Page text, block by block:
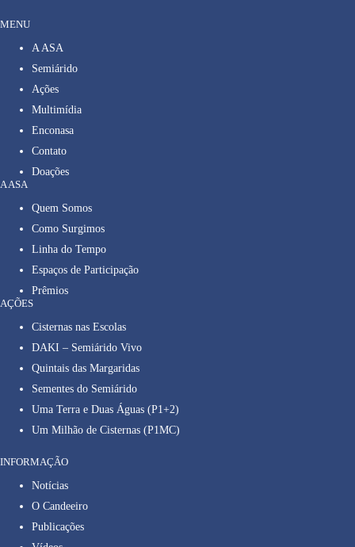
MENU
A ASA
Semiárido
Ações
Multimídia
Enconasa
Contato
Doações
A ASA
Quem Somos
Como Surgimos
Linha do Tempo
Espaços de Participação
Prêmios
AÇÕES
Cisternas nas Escolas
DAKI – Semiárido Vivo
Quintais das Margaridas
Sementes do Semiárido
Uma Terra e Duas Águas (P1+2)
Um Milhão de Cisternas (P1MC)
INFORMAÇÃO
Notícias
O Candeeiro
Publicações